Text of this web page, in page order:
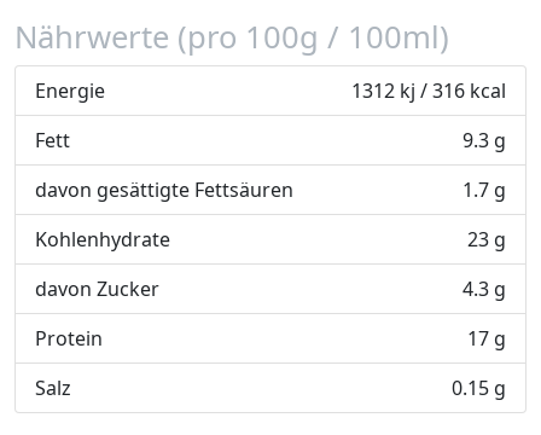
Nährwerte (pro 100g / 100ml)
Energie
1312 kj / 316 kcal
Fett
9.3 g
davon gesättigte Fettsäuren
1.7 g
Kohlenhydrate
23 g
davon Zucker
4.3 g
Protein
17 g
Salz
0.15 g